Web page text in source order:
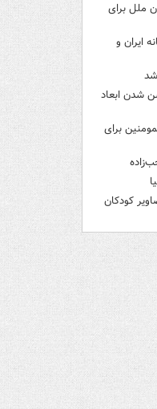
ملل برای
ایران و
شدن ابعاد
برای
کودکان